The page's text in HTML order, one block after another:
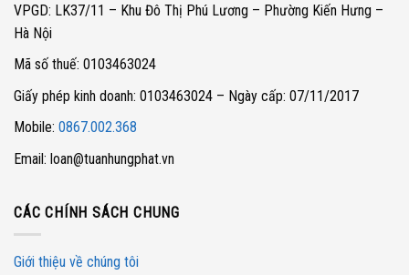
VPGD: LK37/11 – Khu Đô Thị Phú Lương – Phường Kiến Hưng –
Hà Nội
Mã số thuế: 0103463024
Giấy phép kinh doanh: 0103463024 – Ngày cấp: 07/11/2017
Mobile: 0867.002.368
Email: loan@tuanhungphat.vn
CÁC CHÍNH SÁCH CHUNG
Giới thiệu về chúng tôi